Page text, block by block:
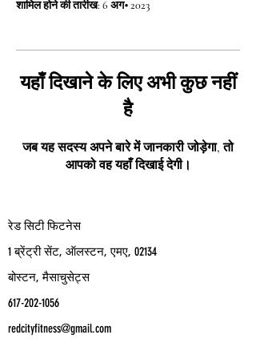
शामिल होने की तारीख: 6 अग॰ 2023
यहाँ दिखाने के लिए अभी कुछ नहीं
है
जब यह सदस्य अपने बारे में जानकारी जोड़ेगा, तो
आपको वह यहाँ दिखाई देगी।
रेड सिटी फिटनेस
1 ब्रेंट्री सेंट, ऑलस्टन, एमए, 02134
बोस्टन, मैसाचुसेट्स
617-202-1056
redcityfitness@gmail.com